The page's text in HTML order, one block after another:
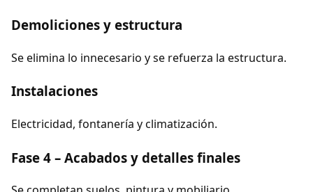
Demoliciones y estructura
Se elimina lo innecesario y se refuerza la estructura.
Instalaciones
Electricidad, fontanería y climatización.
Fase 4 – Acabados y detalles finales